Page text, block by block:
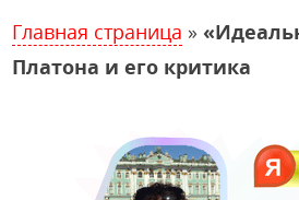
Главная страница »
Платона и его критика